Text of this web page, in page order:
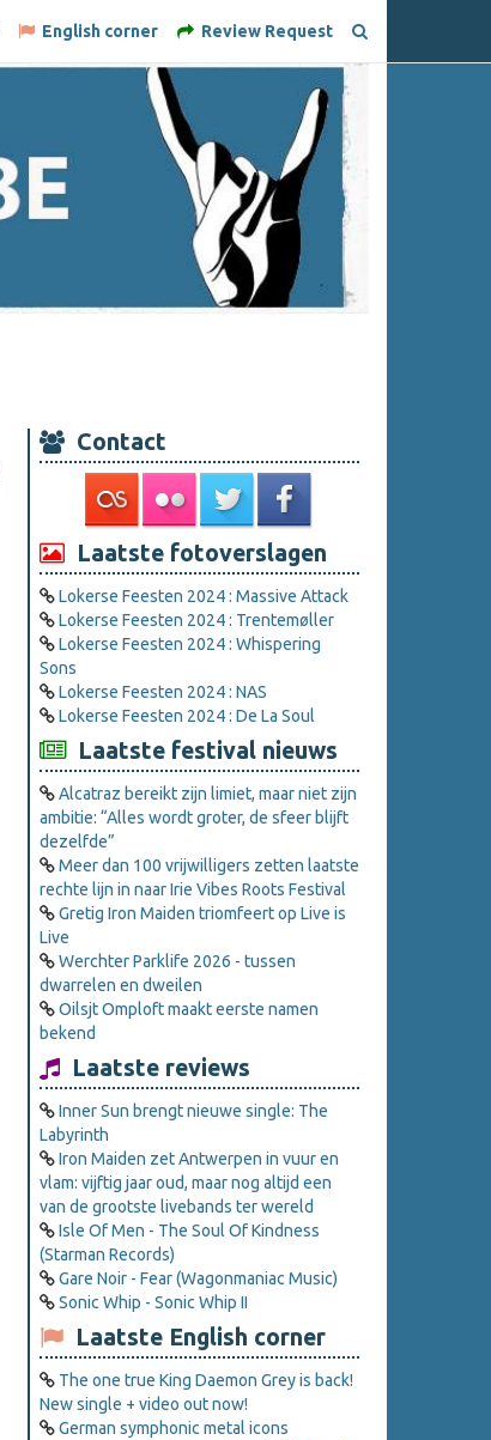
English corner Review Request
Contact
Laatste fotoverslagen
Lokerse Feesten 2024 : Massive Attack
Lokerse Feesten 2024 : Trentemøller
Lokerse Feesten 2024 : Whispering
Sons
Lokerse Feesten 2024 : NAS
Lokerse Feesten 2024 : De La Soul
Laatste festival nieuws
Alcatraz bereikt zijn limiet, maar niet zijn
ambitie: “Alles wordt groter, de sfeer blijft
dezelfde”
Meer dan 100 vrijwilligers zetten laatste
rechte lijn in naar Irie Vibes Roots Festival
Gretig Iron Maiden triomfeert op Live is
Live
Werchter Parklife 2026 - tussen
dwarrelen en dweilen
Oilsjt Omploft maakt eerste namen
bekend
Laatste reviews
Inner Sun brengt nieuwe single: The
Labyrinth
Iron Maiden zet Antwerpen in vuur en
vlam: vijftig jaar oud, maar nog altijd een
van de grootste livebands ter wereld
Isle Of Men - The Soul Of Kindness
(Starman Records)
Gare Noir - Fear (Wagonmaniac Music)
Sonic Whip - Sonic Whip II
Laatste English corner
The one true King Daemon Grey is back!
New single + video out now!
German symphonic metal icons